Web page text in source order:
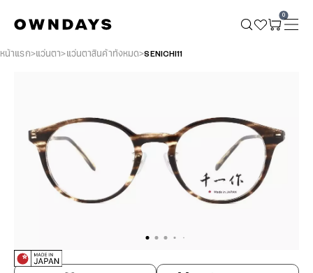
0
หน้าแรก แว่นตา แว่นตาสินค้าทั้งหมด SENICHI11